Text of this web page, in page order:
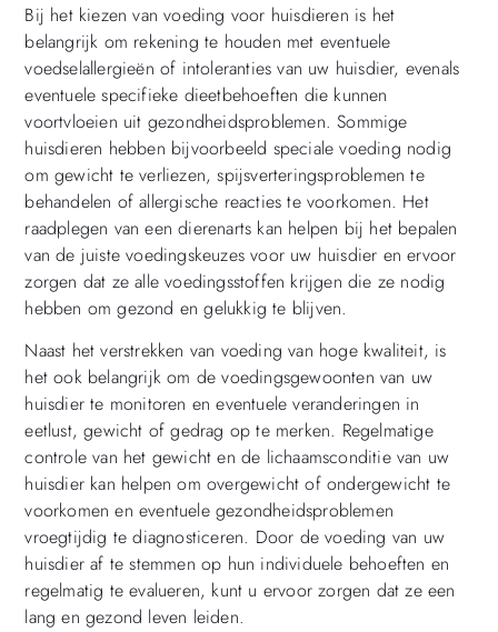
Bij het kiezen van voeding voor huisdieren is het
belangrijk om rekening te houden met eventuele
voedselallergieën of intoleranties van uw huisdier, evenals
eventuele specifieke dieetbehoeften die kunnen
voortvloeien uit gezondheidsproblemen. Sommige
huisdieren hebben bijvoorbeeld speciale voeding nodig
om gewicht te verliezen, spijsverteringsproblemen te
behandelen of allergische reacties te voorkomen. Het
raadplegen van een dierenarts kan helpen bij het bepalen
van de juiste voedingskeuzes voor uw huisdier en ervoor
zorgen dat ze alle voedingsstoffen krijgen die ze nodig
hebben om gezond en gelukkig te blijven.
Naast het verstrekken van voeding van hoge kwaliteit, is
het ook belangrijk om de voedingsgewoonten van uw
huisdier te monitoren en eventuele veranderingen in
eetlust, gewicht of gedrag op te merken. Regelmatige
controle van het gewicht en de lichaamsconditie van uw
huisdier kan helpen om overgewicht of ondergewicht te
voorkomen en eventuele gezondheidsproblemen
vroegtijdig te diagnosticeren. Door de voeding van uw
huisdier af te stemmen op hun individuele behoeften en
regelmatig te evalueren, kunt u ervoor zorgen dat ze een
lang en gezond leven leiden.